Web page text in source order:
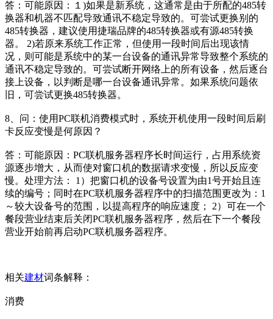
答：可能原因：１)如果是新系统，这通常是由于所配的485转
换器和机器不匹配导致通讯不稳定导致的。可尝试更换别的
485转换器，建议使用捷瑞品牌的485转换器或有源485转换
器。 2)若原来系统工作正常，但使用一段时间后出现该情
况，则可能是系统中的某一台设备的通讯异常导致整个系统的
通讯不稳定导致的。可尝试断开网络上的所有设备，然后逐台
接上设备，以判断是哪一台设备通讯异常。如果系统问题依
旧，可尝试更换485转换器。
8、问：使用PC联机消费模式时，系统开机使用一段时间后刷
卡反应变慢是何原因？
答：可能原因：PC联机服务器程序长时间运行，占用系统资
源逐步增大，从而使对窗口机的数据请求变慢，所以反应变
慢。处理方法： 1）把窗口机的设备号设置为由1号开始且连
续的编号；同时在PC联机服务器程序中的扫描范围更改为：1
～较大设备号的范围，以提高程序的响应速度； 2）可在一个
餐段营业结束后关闭PC联机服务器程序，然后在下一个餐段
营业开始前再启动PC联机服务器程序。
相关建材词条解释：
消费